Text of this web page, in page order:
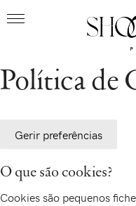
Política de
Gerir preferências
O que são cookies?
Cookies são pequenos